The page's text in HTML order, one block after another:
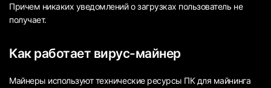
Причем никаких уведомлений о загрузках пользователь не
получает.
Как работает вирус-майнер
Майнеры используют технические ресурсы ПК для майнинга